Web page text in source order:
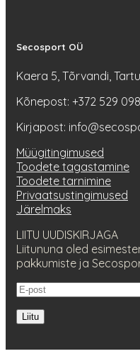
Secosport OÜ
Kaera 5, Tõrvandi,
Kõnepost: +372 529
Kirjapost:
Müügitingimused
Toodete tagastamine
Toodete tarnimine
Privaatsustingimused
Järelmaks
LIITU UUDISKIRJAGA
Liitununa oled
pakkumiste ja
Liitu